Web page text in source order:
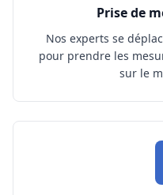
Prise de
Nos experts se
pour prendre les
sur le